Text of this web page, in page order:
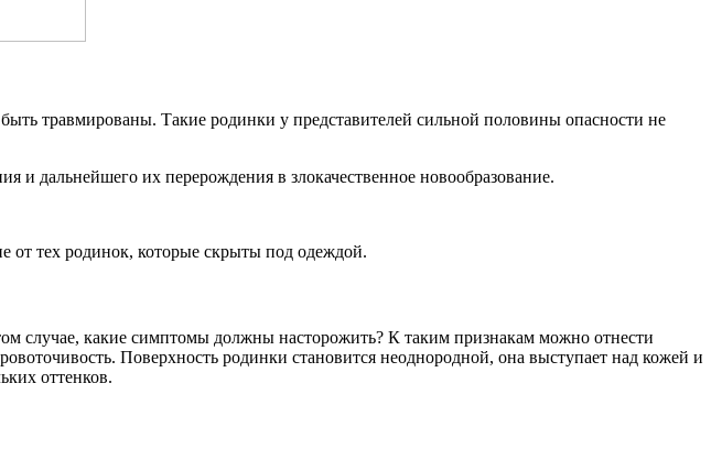
травмированы. Такие родинки у представителей сильной половины опасности не
и дальнейшего их перерождения в злокачественное новообразование.
от тех родинок, которые скрыты под одеждой.
случае, какие симптомы должны насторожить? К таким признакам можно отнести
Поверхность родинки становится неоднородной, она выступает над кожей и
оттенков.